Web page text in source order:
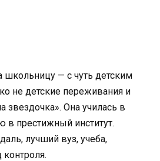
— с чуть детским
не детские переживания и
звездочка». Она училась в
в престижный институт.
лучший вуз, учеба,